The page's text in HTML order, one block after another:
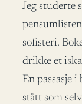
Jeg studerte
sofisteri.
drikke et
En passasje
stått som